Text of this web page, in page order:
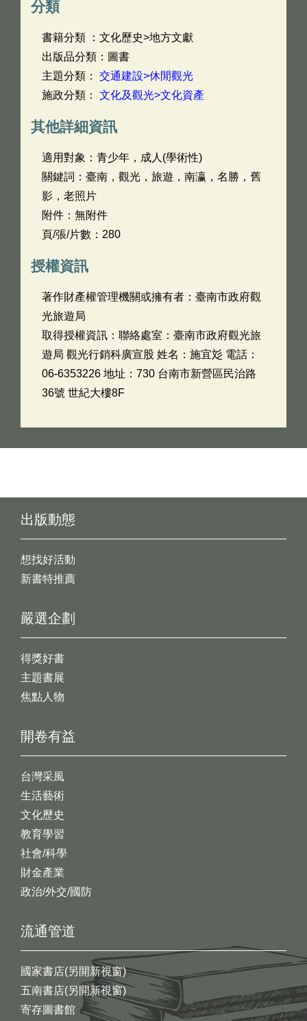
分類
書籍分類 ：文化歷史>地方文獻
出版品分類：圖書
主題分類： 交通建設>休閒觀光
施政分類： 文化及觀光>文化資產
其他詳細資訊
適用對象：青少年，成人(學術性)
關鍵詞：臺南，觀光，旅遊，南瀛，名勝，舊
影，老照片
附件：無附件
頁/張/片數：280
授權資訊
著作財產權管理機關或擁有者：臺南市政府觀
光旅遊局
取得授權資訊：聯絡處室：臺南市政府觀光旅
遊局 觀光行銷科廣宣股 姓名：施宜彣 電話：
06-6353226 地址：730 台南市新營區民治路
36號 世紀大樓8F
出版動態
想找好活動
新書特推薦
開卷有益
台灣采風
生活藝術
文化歷史
教育學習
社會/科學
財金產業
政治/外交/國防
嚴選企劃
得獎好書
主題書展
焦點人物
流通管道
國家書店(另開新視窗)
五南書店(另開新視窗)
寄存圖書館